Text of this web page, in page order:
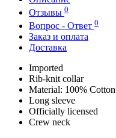
Отзывы 0
Вопрос - Ответ 0
Заказ и оплата
Доставка
Imported
Rib-knit collar
Material: 100% Cotton
Long sleeve
Officially licensed
Crew neck